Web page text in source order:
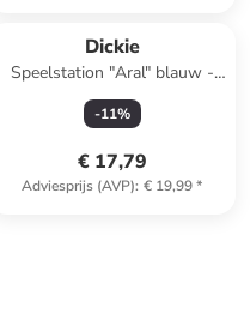
Dickie
Speelstation "Aral" blauw -
vanaf 5 jaar
-11%
€ 17,79
Adviesprijs (AVP): € 19,99*